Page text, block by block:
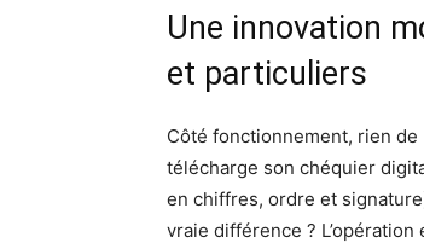
Une innovation
et particuliers
Côté fonctionnement, rien de
télécharge son chéquier
en chiffres, ordre et
vraie différence ?